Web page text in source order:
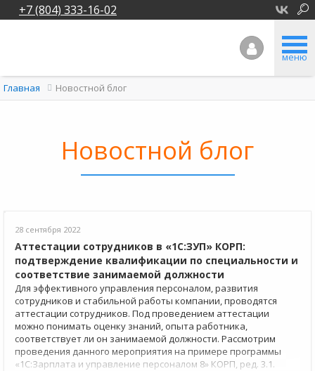
+7 (804) 333-16-02
меню
Главная Новостной блог
Новостной блог
28 сентября 2022
Аттестации сотрудников в «1С:ЗУП» КОРП:
подтверждение квалификации по специальности и
соответствие занимаемой должности
Для эффективного управления персоналом, развития
сотрудников и стабильной работы компании, проводятся
аттестации сотрудников. Под проведением аттестации
можно понимать оценку знаний, опыта работника,
соответствует ли он занимаемой должности. Рассмотрим
проведения данного мероприятия на примере программы
«1С:Зарплата и управление персоналом 8» КОРП, ред. 3.1.